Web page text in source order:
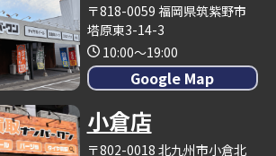
〒818-0059 福岡県筑紫野市
塔原東3-14-3
10:00～19:00
Google Map
小倉店
〒802-0018 北九州市小倉北